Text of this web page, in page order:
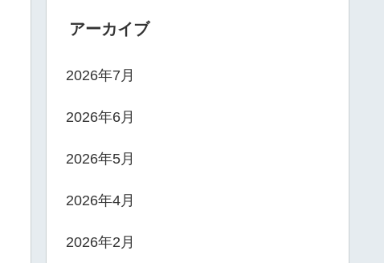
アーカイブ
2026年7月
2026年6月
2026年5月
2026年4月
2026年2月